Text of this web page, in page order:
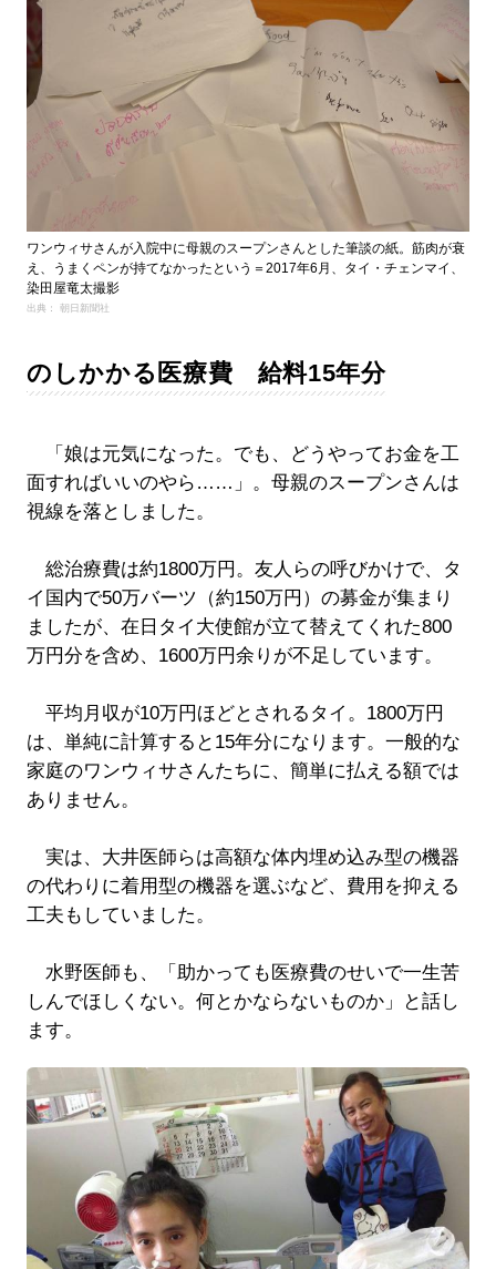
ワンウィサさんが入院中に母親のスープンさんとした筆談の紙。筋肉が衰
え、うまくペンが持てなかったという＝2017年6月、タイ・チェンマイ、
染田屋竜太撮影
出典： 朝日新聞社
のしかかる医療費 給料15年分
「娘は元気になった。でも、どうやってお金を工
面すればいいのやら……」。母親のスープンさんは
視線を落としました。
総治療費は約1800万円。友人らの呼びかけで、タ
イ国内で50万バーツ（約150万円）の募金が集まり
ましたが、在日タイ大使館が立て替えてくれた800
万円分を含め、1600万円余りが不足しています。
平均月収が10万円ほどとされるタイ。1800万円
は、単純に計算すると15年分になります。一般的な
家庭のワンウィサさんたちに、簡単に払える額では
ありません。
実は、大井医師らは高額な体内埋め込み型の機器
の代わりに着用型の機器を選ぶなど、費用を抑える
工夫もしていました。
水野医師も、「助かっても医療費のせいで一生苦
しんでほしくない。何とかならないものか」と話し
ます。